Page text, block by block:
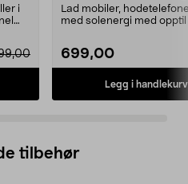
i
Lad mobiler,
med solenergi med opptil
699,00
Legg i handlekurv
tilbehør